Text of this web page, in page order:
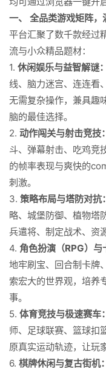
一、 全品类游戏矩阵
平台汇聚了数千款经过
流与小众精品题材：
1. 休闲娱乐与益智解谜：
线、脑力迷宫、连连看
无需复杂操作，兼具趣
脑的最佳选择。
2. 动作闯关与射击竞技：
斗、弹幕射击、吃鸡竞
的帧率表现与爽快的
刺激。
3. 策略布局与塔防对抗：
略、城堡防御、植物塔
兵遣将、制定战术、资
4. 角色扮演（RPG）与
地牢刷宝、回合制卡牌
索宏大的世界观，培养
事。
5. 体育竞技与极速赛车：
师、足球联赛、篮球扣
原真实运动轨迹，让玩
6. 棋牌休闲与复古街机：